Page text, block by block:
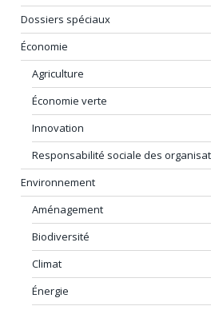
Dossiers spéciaux
Économie
Agriculture
Économie verte
Innovation
Responsabilité sociale des
Environnement
Aménagement
Biodiversité
Climat
Énergie